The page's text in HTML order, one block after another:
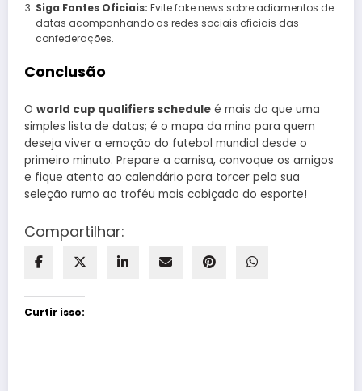
Siga Fontes Oficiais: Evite fake news sobre adiamentos de
datas acompanhando as redes sociais oficiais das
confederações.
Conclusão
O world cup qualifiers schedule é mais do que uma
simples lista de datas; é o mapa da mina para quem
deseja viver a emoção do futebol mundial desde o
primeiro minuto. Prepare a camisa, convoque os amigos
e fique atento ao calendário para torcer pela sua
seleção rumo ao troféu mais cobiçado do esporte!
Compartilhar:
Curtir isso: